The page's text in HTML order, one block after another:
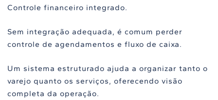
Controle financeiro integrado.
Sem integração adequada, é comum perder
controle de agendamentos e fluxo de caixa.
Um sistema estruturado ajuda a organizar tanto o
varejo quanto os serviços, oferecendo visão
completa da operação.